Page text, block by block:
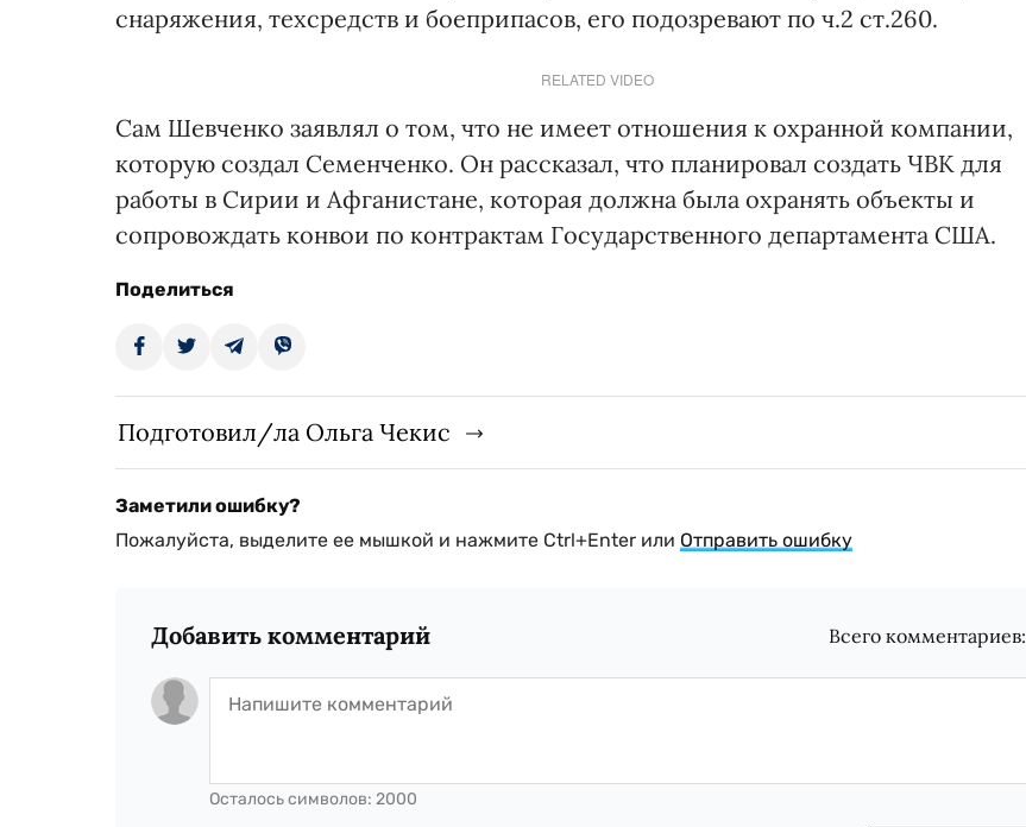
снаряжения, техсредств и боеприпасов, его подозревают по ч.2 ст.260.
RELATED VIDEO
Сам Шевченко заявлял о том, что не имеет отношения к охранной компании,
которую создал Семенченко. Он рассказал, что планировал создать ЧВК для
работы в Сирии и Афганистане, которая должна была охранять объекты и
сопровождать конвои по контрактам Государственного департамента США.
Поделиться
Подготовил/ла Ольга Чекис
Заметили ошибку?
Пожалуйста, выделите ее мышкой и нажмите Ctrl+Enter или Отправить ошибку
Добавить комментарий Всего комментариев:
Осталось символов: 2000